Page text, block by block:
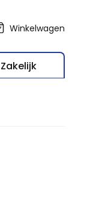
Winkelwagen
Zakelijk